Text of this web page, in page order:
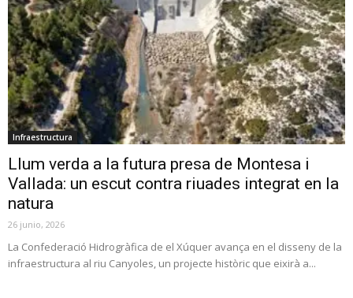
Infraestructura
Llum verda a la futura presa de Montesa i
Vallada: un escut contra riuades integrat en la
natura
26 junio, 2026
La Confederació Hidrogràfica de el Xúquer avança en el disseny de la
infraestructura al riu Canyoles, un projecte històric que eixirà a...